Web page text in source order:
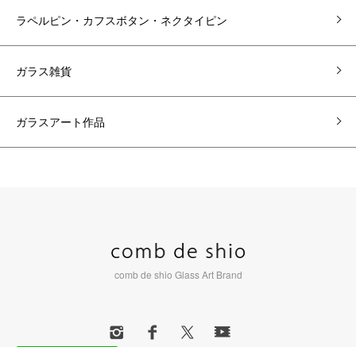
ラペルピン・カフスボタン・ネクタイピン
ガラス雑貨
ガラスアート作品
comb de shio Glass Art Brand